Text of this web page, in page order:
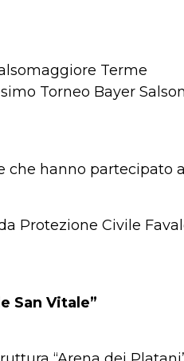
Terme
Torneo Bayer
hanno partecipato
Protezione Civile
San Vitale”